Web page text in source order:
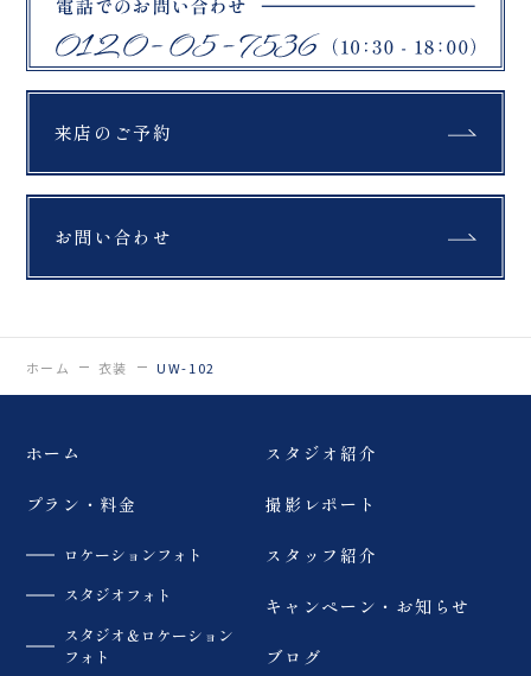
来店のご予約
お問い合わせ
ホーム 衣装 UW-102
ホーム
プラン・料金
ロケーションフォト
スタジオフォト
スタジオ＆ロケーション
フォト
スタジオ紹介
撮影レポート
スタッフ紹介
キャンペーン・お知らせ
ブログ